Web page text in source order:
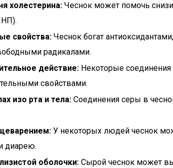
холестерина: Чеснок может помочь
свойства: Чеснок богат
радикалами.
действие: Некоторые
свойствами.
изо рта и тела: Соединения серы в
У некоторых людей чеснок
диарею.
оболочки: Сырой чеснок может